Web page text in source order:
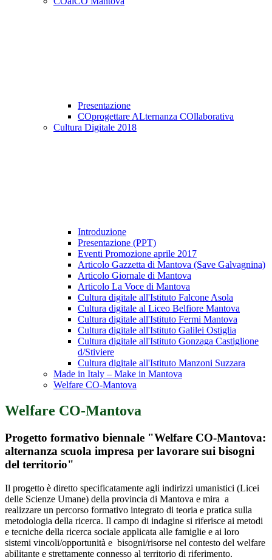
Presentazione
COprogettare ALternanza COllaborativa
Cultura Digitale 2018
Introduzione
Presentazione (PPT)
Eventi Promozione aprile 2017
Articolo Gazzetta di Mantova (Save Galvagnina)
Articolo Giornale di Mantova
Articolo La Voce di Mantova
Cultura digitale all'Istituto Falcone Asola
Cultura digitale al Liceo Belfiore Mantova
Cultura digitale all'Istituto Fermi Mantova
Cultura digitale all'Istituto Galilei Ostiglia
Cultura digitale all'Istituto Gonzaga Castiglione
d/Stiviere
Cultura digitale all'Istituto Manzoni Suzzara
Made in Italy – Make in Mantova
Welfare CO-Mantova
Welfare CO-Mantova
Progetto formativo biennale "Welfare CO-Mantova:
alternanza scuola impresa per lavorare sui bisogni
del territorio"
Il progetto è diretto specificatamente agli indirizzi umanistici (Licei
delle Scienze Umane) della provincia di Mantova e mira a
realizzare un percorso formativo integrato di teoria e pratica sulla
metodologia della ricerca. Il campo di indagine si riferisce ai metodi
e tecniche della ricerca sociale applicata alle famiglie e ai loro
sistemi vincoli/opportunità e bisogni/risorse nel contesto del welfare
abilitante e strettamente connesso al territorio di riferimento.